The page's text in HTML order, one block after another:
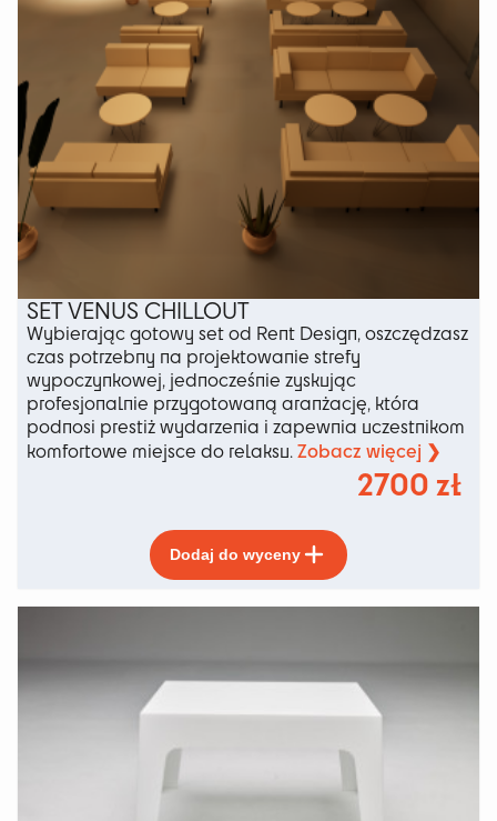
SET VENUS CHILLOUT
Wybierając gotowy set od Rent Design, oszczędzasz
czas potrzebny na projektowanie strefy
wypoczynkowej, jednocześnie zyskując
profesjonalnie przygotowaną aranżację, która
podnosi prestiż wydarzenia i zapewnia uczestnikom
komfortowe miejsce do relaksu. Zobacz więcej ❯
2700 zł
Dodaj do wyceny
produkt
ma
wiele
można